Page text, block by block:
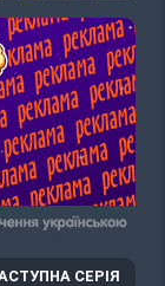
СЕРІЯ